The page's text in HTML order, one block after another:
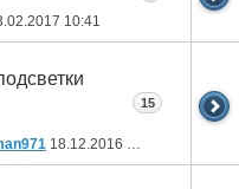
10:41
18.12.2016
15